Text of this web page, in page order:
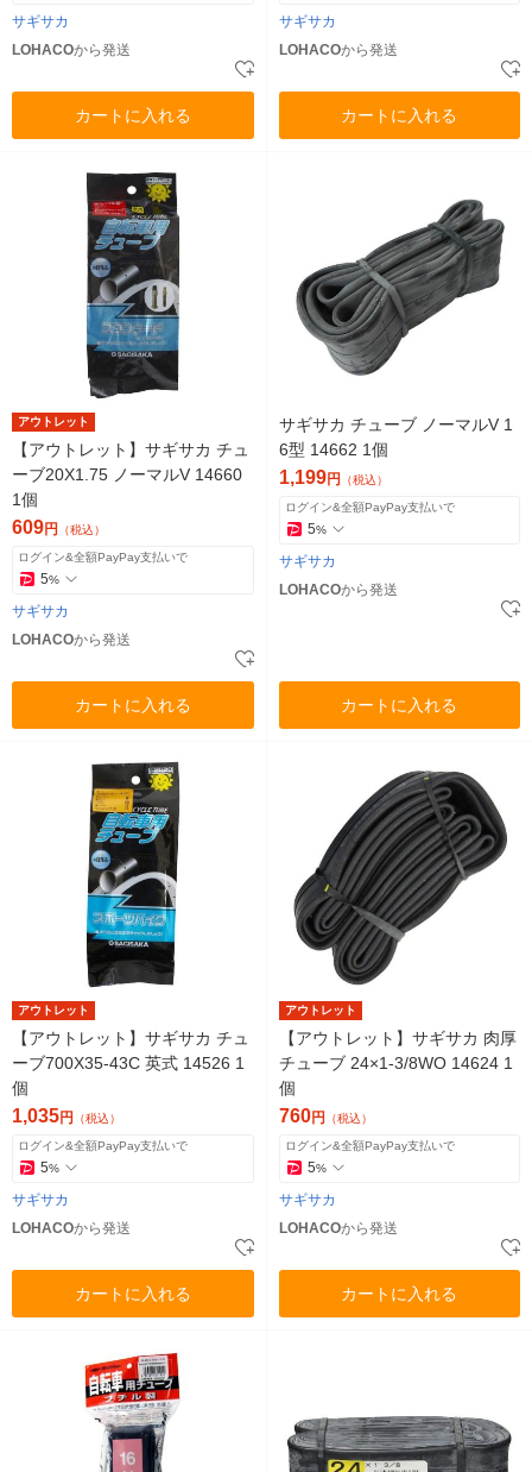
サギサカ
LOHACOから発送
カートに入れる
サギサカ
LOHACOから発送
カートに入れる
アウトレット
【アウトレット】サギサカ チュ
ーブ20X1.75 ノーマルV 14660
1個
609円 （税込）
ログイン&全額PayPay支払いで
5%
サギサカ
LOHACOから発送
カートに入れる
サギサカ チューブ ノーマルV 1
6型 14662 1個
1,199円 （税込）
ログイン&全額PayPay支払いで
5%
サギサカ
LOHACOから発送
カートに入れる
アウトレット
【アウトレット】サギサカ チュ
ーブ700X35-43C 英式 14526 1
個
1,035円 （税込）
ログイン&全額PayPay支払いで
5%
サギサカ
LOHACOから発送
カートに入れる
アウトレット
【アウトレット】サギサカ 肉厚
チューブ 24×1-3/8WO 14624 1
個
760円 （税込）
ログイン&全額PayPay支払いで
5%
サギサカ
LOHACOから発送
カートに入れる